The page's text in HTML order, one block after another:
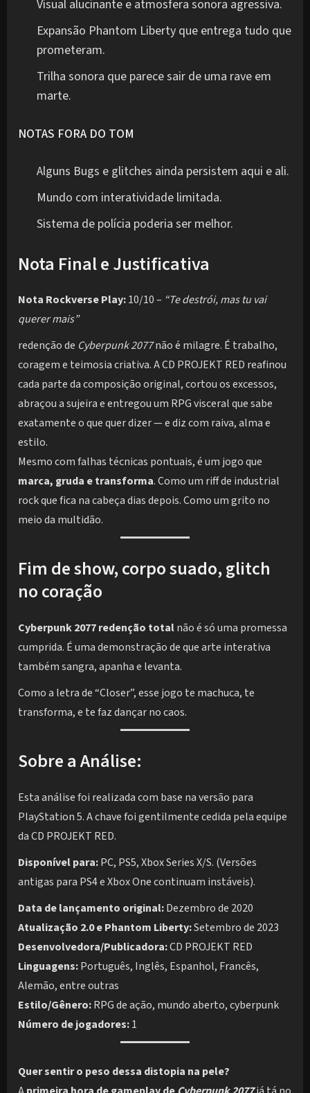
Visual alucinante e atmosfera sonora agressiva.
Expansão Phantom Liberty que entrega tudo que
prometeram.
Trilha sonora que parece sair de uma rave em
marte.
NOTAS FORA DO TOM
Alguns Bugs e glitches ainda persistem aqui e ali.
Mundo com interatividade limitada.
Sistema de polícia poderia ser melhor.
Nota Final e Justificativa
Nota Rockverse Play:10/10 – “Te destrói, mas tu vai
querer mais”
redenção de Cyberpunk 2077não é milagre. É trabalho,
coragem e teimosia criativa. A CD PROJEKT RED reafinou
cada parte da composição original, cortou os excessos,
abraçou a sujeira e entregou um RPG visceral que sabe
exatamente o que quer dizer — e diz com raiva, alma e
estilo.
Mesmo com falhas técnicas pontuais, é um jogo que
marca, gruda e transforma. Como um riff de industrial
rock que fica na cabeça dias depois. Como um grito no
meio da multidão.
Fim de show, corpo suado, glitch
no coração
Cyberpunk 2077 redenção totalnão é só uma promessa
cumprida. É uma demonstração de que arte interativa
também sangra, apanha e levanta.
Como a letra de “Closer”, esse jogo te machuca, te
transforma, e te faz dançar no caos.
Sobre a Análise:
Esta análise foi realizada com base na versão para
PlayStation 5. A chave foi gentilmente cedida pela equipe
da CD PROJEKT RED.
Disponível para:PC, PS5, Xbox Series X/S. (Versões
antigas para PS4 e Xbox One continuam instáveis).
Data de lançamento original:Dezembro de 2020
Atualização 2.0 e Phantom Liberty:Setembro de 2023
Desenvolvedora/Publicadora:CD PROJEKT RED
Linguagens:Português, Inglês, Espanhol, Francês,
Alemão, entre outras
Estilo/Gênero:RPG de ação, mundo aberto, cyberpunk
Número de jogadores:1
Quer sentir o peso dessa distopia na pele?